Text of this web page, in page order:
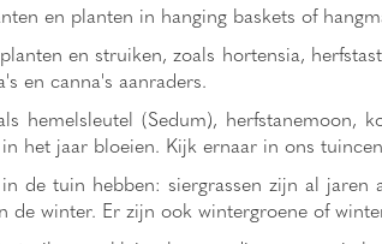
en planten in hanging baskets of
en struiken, zoals hortensia,
en canna's aanraders.
hemelsleutel (Sedum), herfstanemoon,
het jaar bloeien. Kijk ernaar in ons
de tuin hebben: siergrassen zijn al jaren
de winter. Er zijn ook wintergroene of